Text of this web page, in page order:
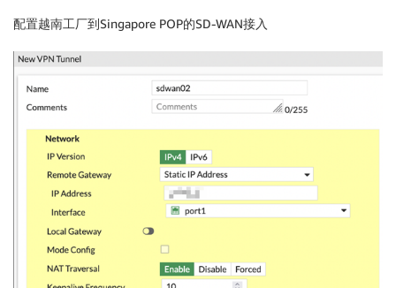
配置越南工厂到Singapore POP的SD-WAN接入